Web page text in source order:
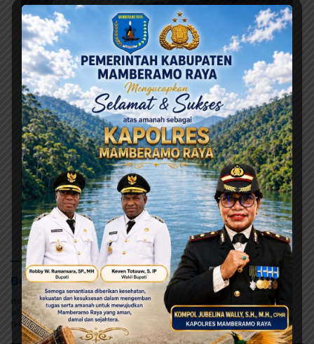
Agustus 6, 2026
Terima Pokok Pikiran MRP, Tonny Tesar Janji
Kawal Kepastian Anggaran Lembaga
Agustus 6, 2026
Yohanes Raubaba Bantah
Tudingan Bupati Yapen, Ingatkan
Pemimpin Fokus Urus Kepentingan
Rakyat
Agustus 5, 2026
DPR Papua Desak Investigasi
Tuntas Kasus Dugaan Keracunan
MBG di Jayapura
Selengkapnya
Berita Olahraga
Ini contoh widget dengan style gallery pada kategori
olahraga, anda bisa mengaturnya pada widget recent
post wpberita.